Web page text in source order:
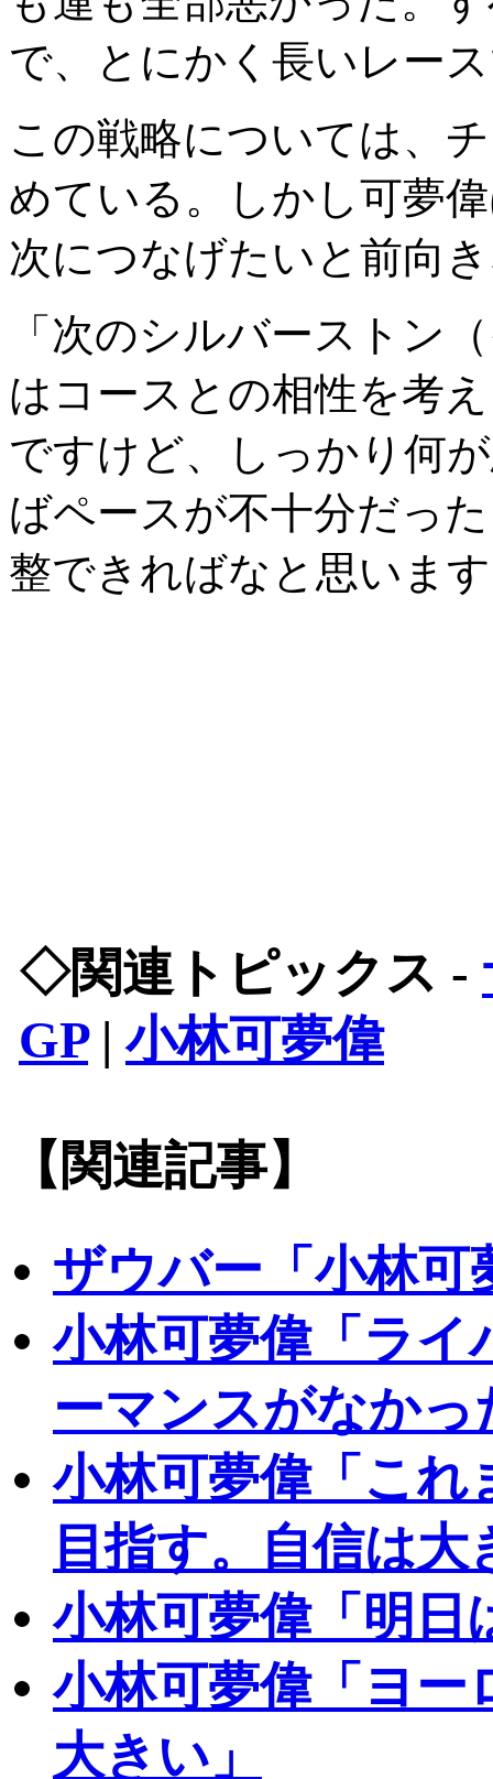
で、とにかく長いレー
この戦略については、
めている。しかし可夢
次につなげたいと前向
「次のシルバーストン
はコースとの相性を考
ですけど、しっかり何
ばペースが不十分だっ
整できればなと思いま
◇関連トピックス -
GP|小林可夢偉
【関連記事】
ザウバー「小林可
小林可夢偉「ライ
ーマンスがなかっ
小林可夢偉「これ
目指す。自信は大
小林可夢偉「明日
小林可夢偉「ヨー
大きい」